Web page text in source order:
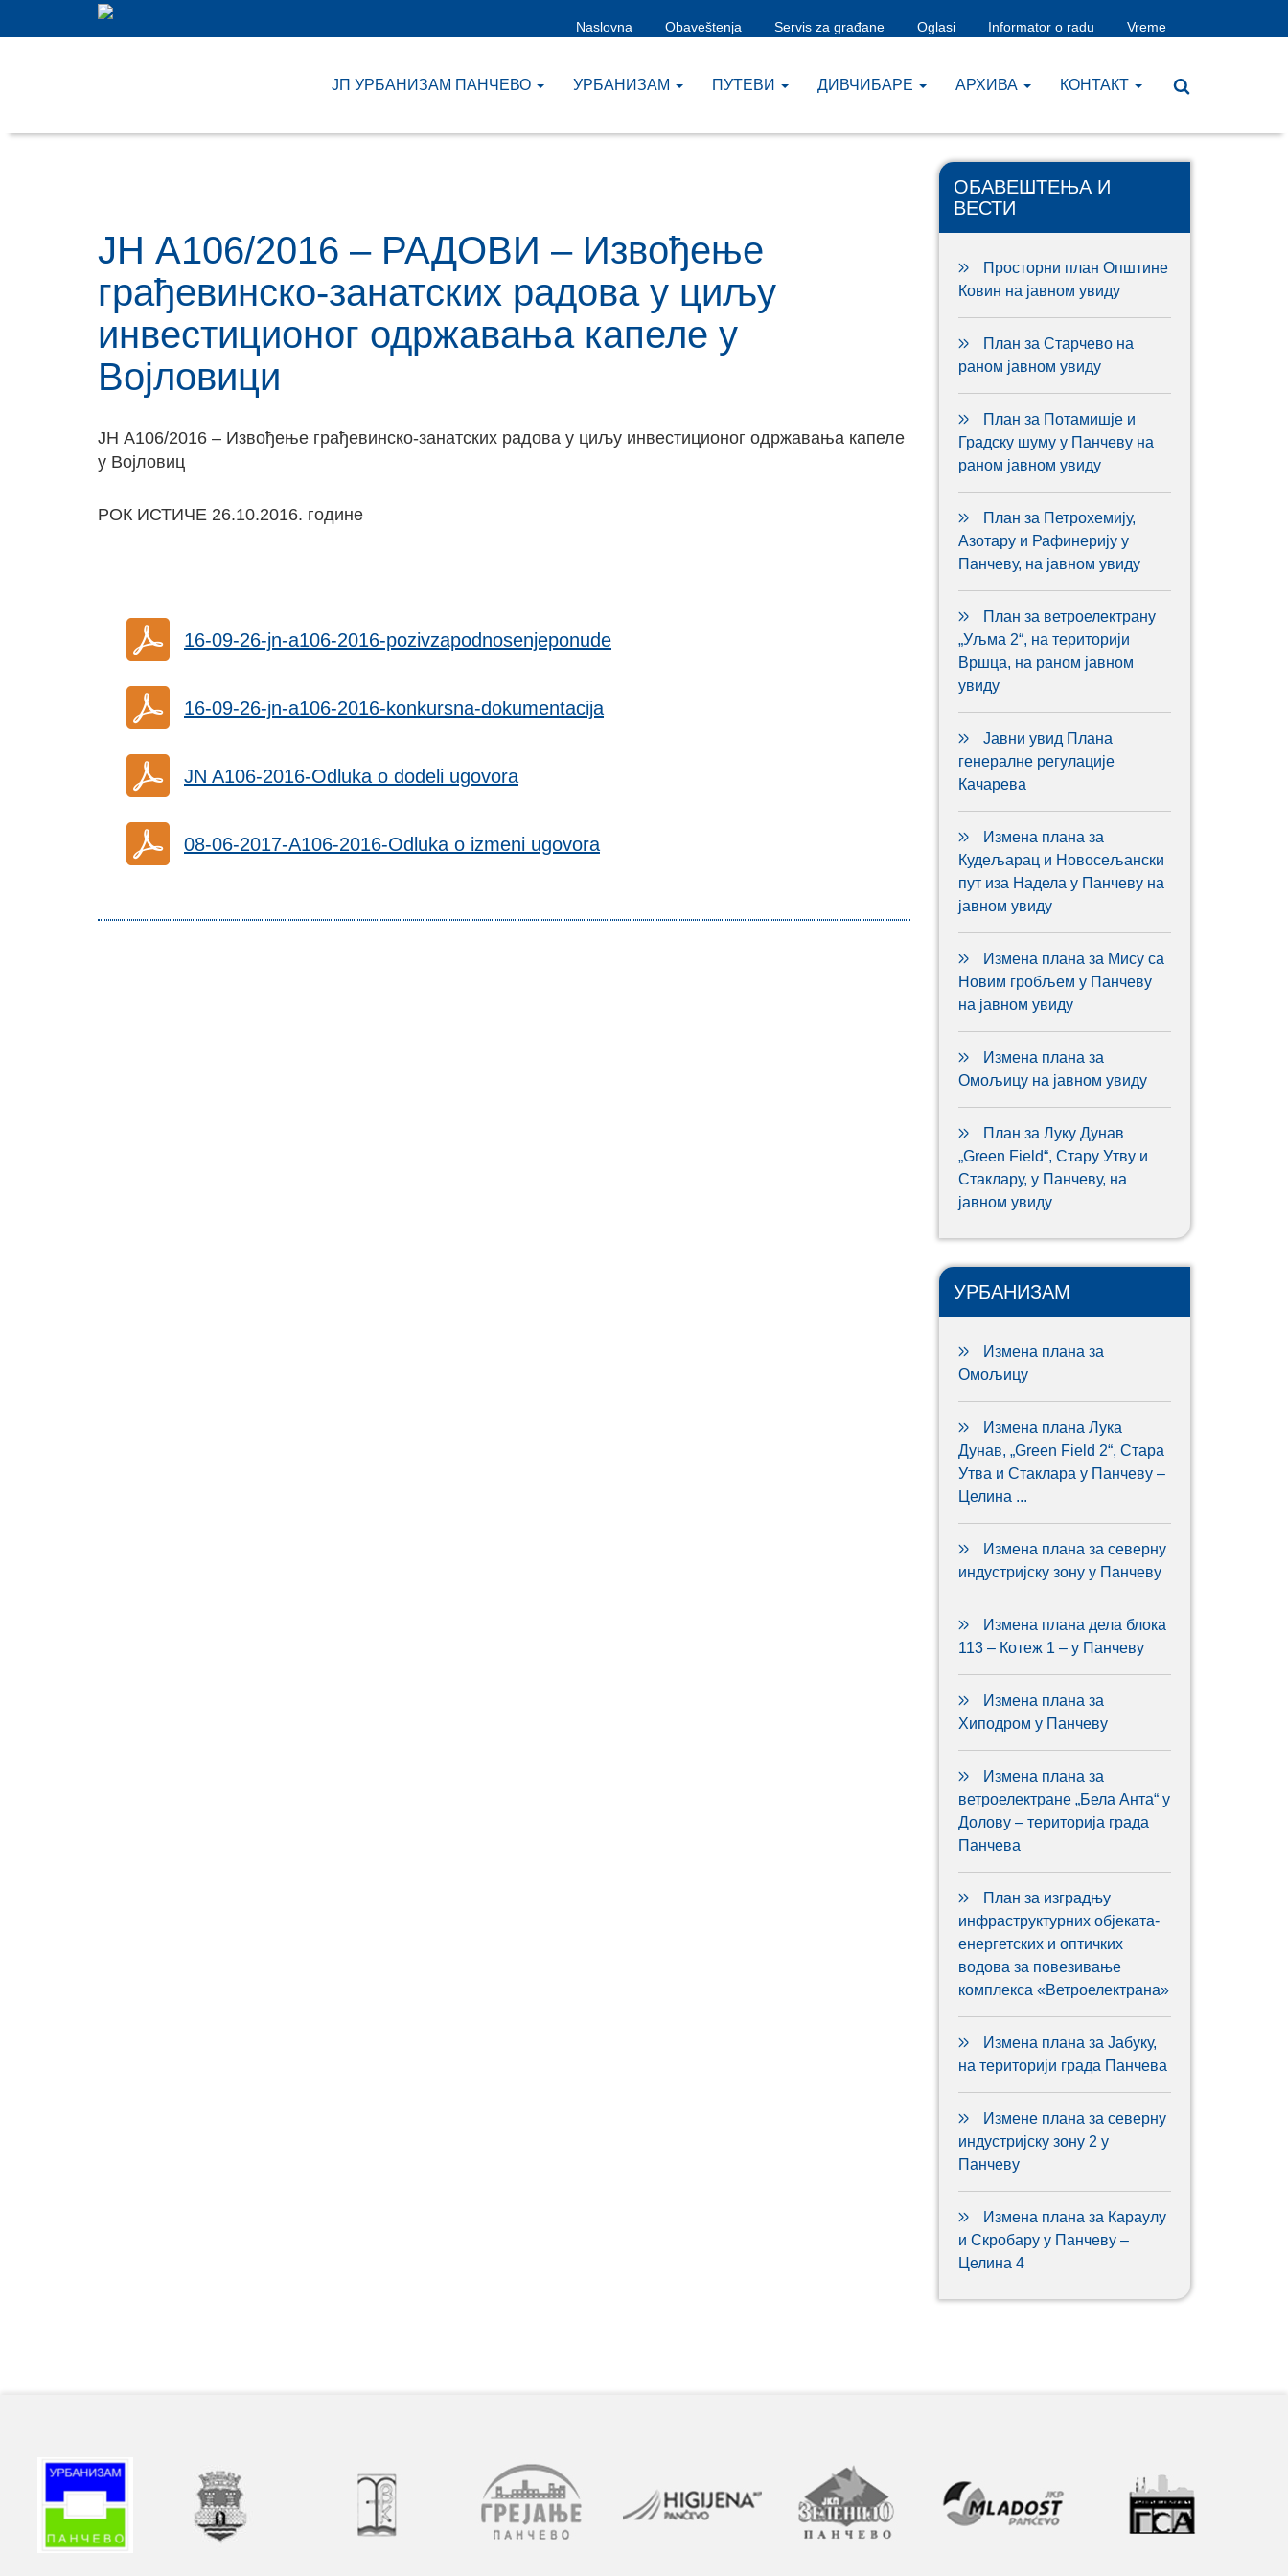
Naslovna Obaveštenja Servis za građane Oglasi Informator o radu Vreme
ЈП УРБАНИЗАМ ПАНЧЕВО УРБАНИЗАМ ПУТЕВИ ДИВЧИБАРЕ AРХИВА КОНТАКТ
ЈН А106/2016 – РАДОВИ – Извођење
грађевинско-занатских радова у циљу
инвестиционог одржавања капеле у
Војловици
ЈН А106/2016 – Извођење грађевинско-занатских радова у циљу инвестиционог одржавања капеле
у Војловиц
РОК ИСТИЧЕ 26.10.2016. године
16-09-26-jn-a106-2016-pozivzapodnosenjeponude
16-09-26-jn-a106-2016-konkursna-dokumentacija
JN A106-2016-Odluka o dodeli ugovora
08-06-2017-A106-2016-Odluka o izmeni ugovora
ОБАВЕШТЕЊА И
ВЕСТИ
Просторни план Општине
Ковин на јавном увиду
План за Старчево на
раном јавном увиду
План за Потамишје и
Градску шуму у Панчеву на
раном јавном увиду
План за Петрохемију,
Азотару и Рафинерију у
Панчеву, на јавном увиду
План за ветроелектрану
„Уљма 2“, на територији
Вршца, на раном јавном
увиду
Јавни увид Плана
генералне регулације
Качарева
Измена плана за
Кудељарац и Новосељански
пут иза Надела у Панчеву на
јавном увиду
Измена плана за Мису са
Новим гробљем у Панчеву
на јавном увиду
Измена плана за
Омољицу на јавном увиду
План за Луку Дунав
„Green Field“, Стару Утву и
Стаклару, у Панчеву, на
јавном увиду
УРБАНИЗАМ
Измена плана за
Омољицу
Измена плана Лука
Дунав, „Green Field 2“, Стара
Утва и Стаклара у Панчеву –
Целина ...
Измена плана за северну
индустријску зону у Панчеву
Измена плана дела блока
113 – Котеж 1 – у Панчеву
Измена плана за
Хиподром у Панчеву
Измена плана за
ветроелектране „Бела Анта“ у
Долову – територија града
Панчева
План за изградњу
инфраструктурних објеката-
енергетских и оптичких
водова за повезивање
комплекса «Ветроелектрана»
Измена плана за Јабуку,
на територији града Панчева
Измене плана за северну
индустријску зону 2 у
Панчеву
Измена плана за Караулу
и Скробару у Панчеву –
Целина 4